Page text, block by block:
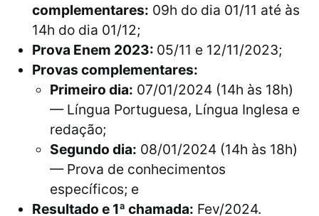
complementares: 09h do dia 01/11 até às
14h do dia 01/12;
Prova Enem 2023: 05/11 e 12/11/2023;
Provas complementares:
Primeiro dia: 07/01/2024 (14h às 18h)
— Língua Portuguesa, Língua Inglesa e
redação;
Segundo dia: 08/01/2024 (14h às 18h)
— Prova de conhecimentos
específicos; e
Resultado e 1ª chamada: Fev/2024.